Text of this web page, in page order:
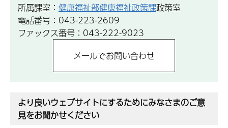
所属課室： 健康福祉部健康福祉政策課政策室
電話番号：043-223-2609
ファックス番号：043-222-9023
より良いウェブサイトにするためにみなさまのご意
見をお聞かせください